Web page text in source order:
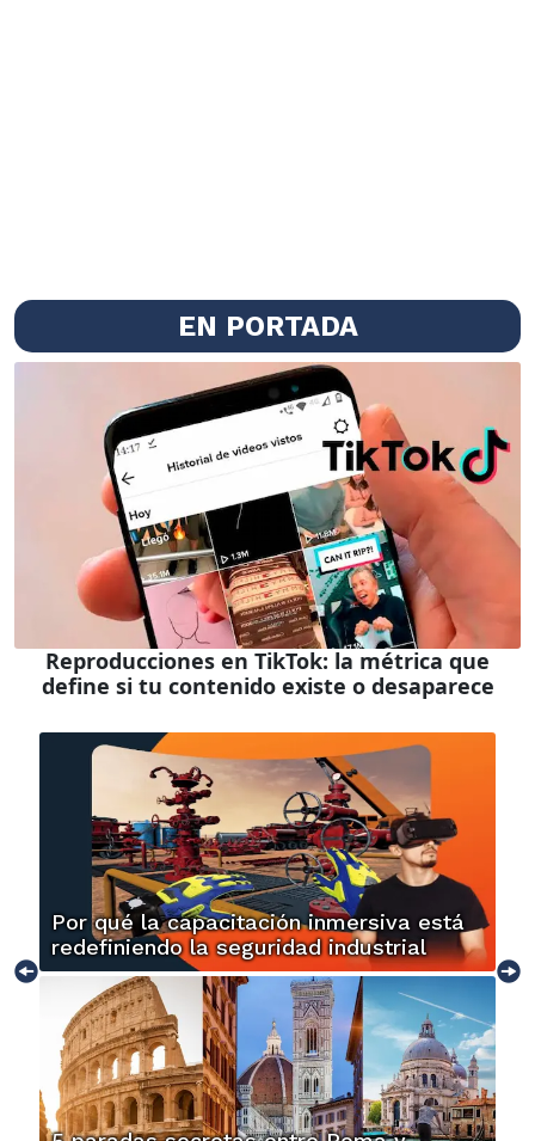
EN PORTADA
Reproducciones en TikTok: la métrica que
define si tu contenido existe o desaparece
Por qué la capacitación inmersiva está
redefiniendo la seguridad industrial